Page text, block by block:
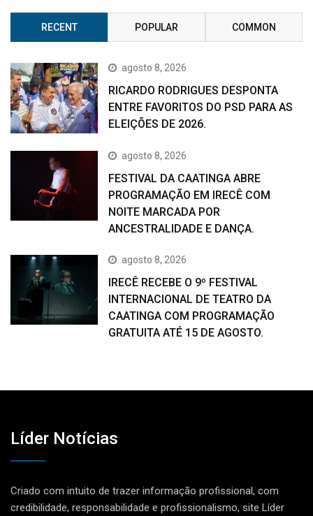
RECENT POPULAR COMMON
agosto 8, 2026
RICARDO RODRIGUES DESPONTA
ENTRE FAVORITOS DO PSD PARA AS
ELEIÇÕES DE 2026.
agosto 8, 2026
FESTIVAL DA CAATINGA ABRE
PROGRAMAÇÃO EM IRECÊ COM
NOITE MARCADA POR
ANCESTRALIDADE E DANÇA.
agosto 8, 2026
IRECÊ RECEBE O 9º FESTIVAL
INTERNACIONAL DE TEATRO DA
CAATINGA COM PROGRAMAÇÃO
GRATUITA ATÉ 15 DE AGOSTO.
Líder Notícias
Criado com intuito de trazer informação profissional, com
credibilidade, responsabilidade e profissionalismo, site Líder